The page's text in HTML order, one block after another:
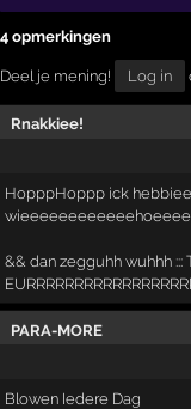
4 opmerkingen
Deel je mening! Log in
Rnakkiee!
HopppHoppp ick
&& dan zegguhh wuhhh :::
PARA-MORE
Blowen Iedere Dag